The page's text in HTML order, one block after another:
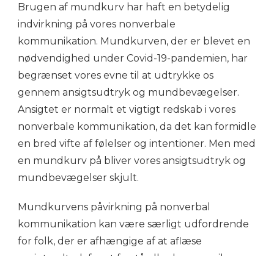
Brugen af mundkurv har haft en betydelig
indvirkning på vores nonverbale
kommunikation. Mundkurven, der er blevet en
nødvendighed under Covid-19-pandemien, har
begrænset vores evne til at udtrykke os
gennem ansigtsudtryk og mundbevægelser.
Ansigtet er normalt et vigtigt redskab i vores
nonverbale kommunikation, da det kan formidle
en bred vifte af følelser og intentioner. Men med
en mundkurv på bliver vores ansigtsudtryk og
mundbevægelser skjult.
Mundkurvens påvirkning på nonverbal
kommunikation kan være særligt udfordrende
for folk, der er afhængige af at aflæse